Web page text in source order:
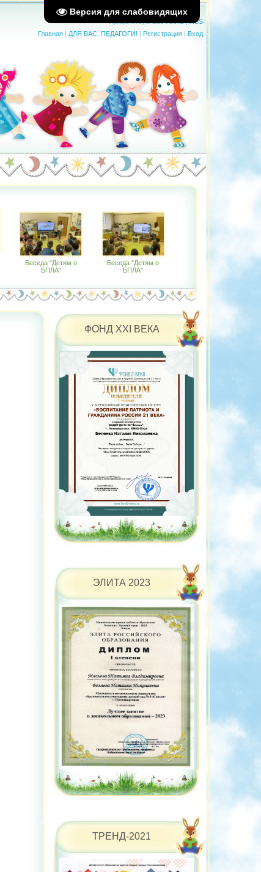
Версия для слабовидящих
RSS
Главная| ДЛЯ ВАС, ПЕДАГОГИ! | Регистрация| Вход
Беседа "Детям о
БПЛА"
Беседа "Детям о
БПЛА"
ФОНД XXI ВЕКА
ЭЛИТА 2023
ТРЕНД-2021